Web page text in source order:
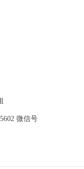
微信号